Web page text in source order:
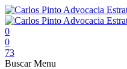
0
0
73
Buscar Menu